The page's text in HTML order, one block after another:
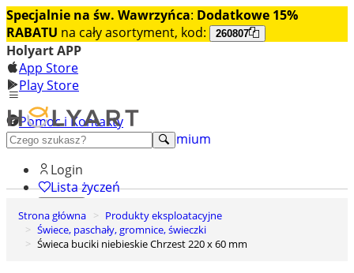
Specjalnie na św. Wawrzyńca: Dodatkowe 15%
RABATU na cały asortyment, kod: 260807
Holyart APP
App Store
Play Store
Pomoc i Kontakty
+48 222 922 860
Odkryj premium
Login
Lista życzeń
0
Koszyk
Strona główna
Produkty eksploatacyjne
Świece, paschały, gromnice, świeczki
Świeca buciki niebieskie Chrzest 220 x 60 mm